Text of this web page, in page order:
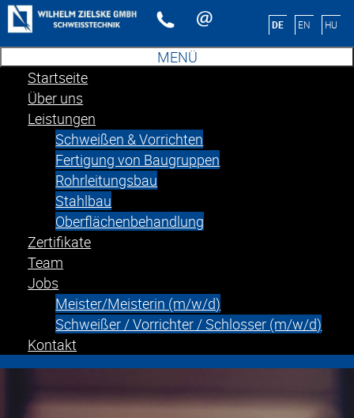
Sprache auswählen DE EN HU
MENÜ
Startseite
Über uns
Leistungen
Schweißen & Vorrichten
Fertigung von Baugruppen
Rohrleitungsbau
Stahlbau
Oberflächenbehandlung
Zertifikate
Team
Jobs
Meister/Meisterin (m/w/d)
Schweißer / Vorrichter / Schlosser (m/w/d)
Kontakt